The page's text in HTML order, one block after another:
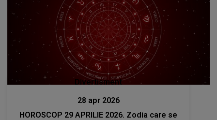
Divertisment
28 apr 2026
HOROSCOP 29 APRILIE 2026. Zodia care se